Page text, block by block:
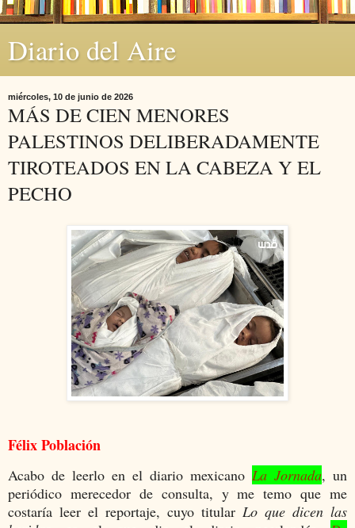
Diario del Aire
miércoles, 10 de junio de 2026
MÁS DE CIEN MENORES
PALESTINOS DELIBERADAMENTE
TIROTEADOS EN LA CABEZA Y EL
PECHO
Félix Población
Acabo de leerlo en el diario mexicano La Jornada, un
periódico merecedor de consulta, y me temo que me
costaría leer el reportaje, cuyo titular Lo que dicen las